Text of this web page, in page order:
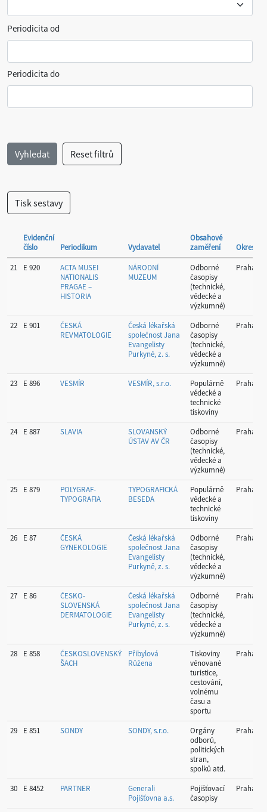
Periodicita od
Periodicita do
Evidenční
číslo
Periodikum Vydavatel
Obsahové
zaměření
Okres
21
E 920
ACTA MUSEI
NATIONALIS
PRAGAE –
HISTORIA
NÁRODNÍ
MUZEUM
Odborné
časopisy
(technické,
vědecké a
výzkumné)
Praha
22 E 901
ČESKÁ
REVMATOLOGIE
Česká lékařská
společnost Jana
Evangelisty
Purkyně, z. s.
Odborné
časopisy
(technické,
vědecké a
výzkumné)
Praha
23 E 896 VESMÍR VESMÍR, s.r.o.
Populárně
vědecké a
technické
tiskoviny
Praha
24 E 887 SLAVIA
SLOVANSKÝ
ÚSTAV AV ČR
Odborné
časopisy
(technické,
vědecké a
výzkumné)
Praha
25 E 879
POLYGRAF-
TYPOGRAFIA
TYPOGRAFICKÁ
BESEDA
Populárně
vědecké a
technické
tiskoviny
Praha
26 E 87
ČESKÁ
GYNEKOLOGIE
Česká lékařská
společnost Jana
Evangelisty
Purkyně, z. s.
Odborné
časopisy
(technické,
vědecké a
výzkumné)
Praha
27 E 86
ČESKO-
SLOVENSKÁ
DERMATOLOGIE
Česká lékařská
společnost Jana
Evangelisty
Purkyně, z. s.
Odborné
časopisy
(technické,
vědecké a
výzkumné)
Praha
28 E 858
ČESKOSLOVENSKÝ
ŠACH
Přibylová
Růžena
Tiskoviny
věnované
turistice,
cestování,
volnému
času a
sportu
Praha
29 E 851 SONDY SONDY, s.r.o.
Orgány
odborů,
politických
stran,
spolků atd.
Praha
30 E 8452 PARTNER
Generali
Pojišťovna a.s.
Pojišťovací
časopisy
Praha